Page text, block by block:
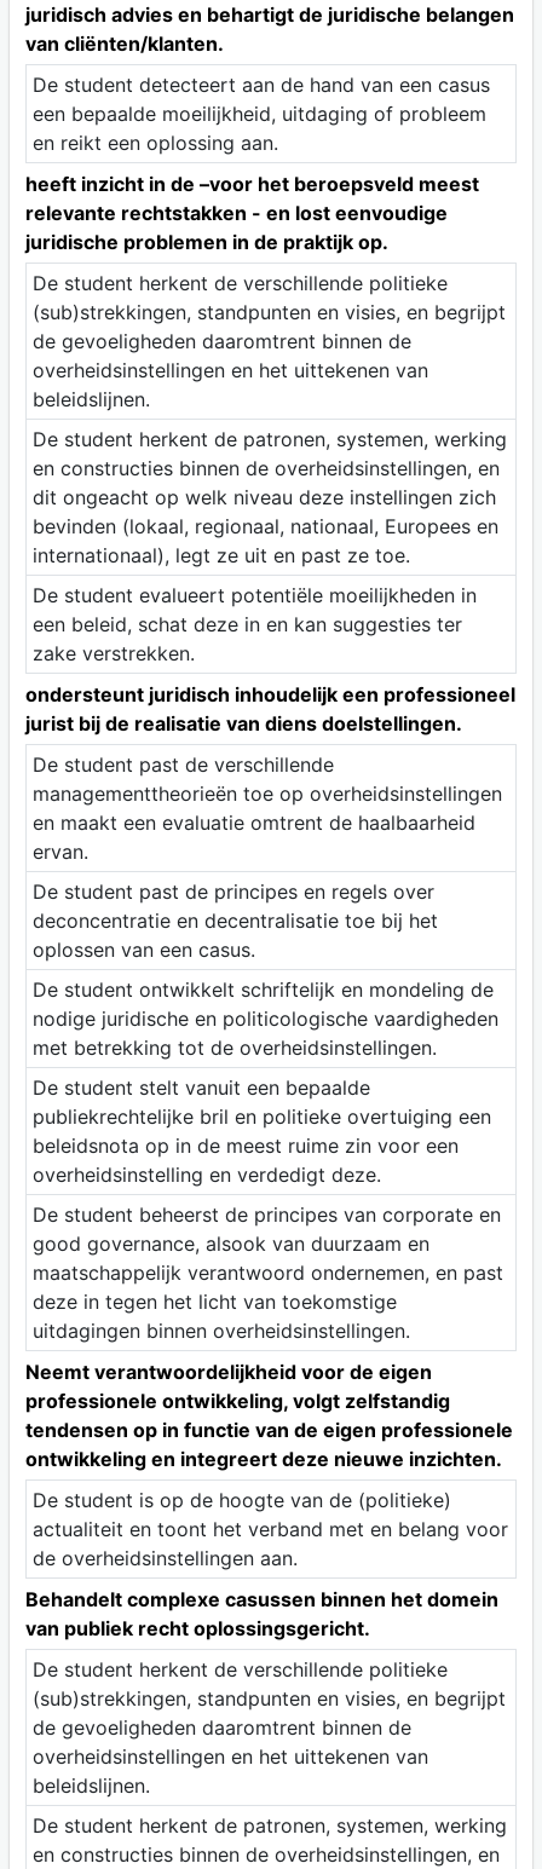
juridisch advies en behartigt de juridische belangen
van cliënten/klanten.
De student detecteert aan de hand van een casus
een bepaalde moeilijkheid, uitdaging of probleem
en reikt een oplossing aan.
heeft inzicht in de –voor het beroepsveld meest
relevante rechtstakken - en lost eenvoudige
juridische problemen in de praktijk op.
De student herkent de verschillende politieke
(sub)strekkingen, standpunten en visies, en begrijpt
de gevoeligheden daaromtrent binnen de
overheidsinstellingen en het uittekenen van
beleidslijnen.
De student herkent de patronen, systemen, werking
en constructies binnen de overheidsinstellingen, en
dit ongeacht op welk niveau deze instellingen zich
bevinden (lokaal, regionaal, nationaal, Europees en
internationaal), legt ze uit en past ze toe.
De student evalueert potentiële moeilijkheden in
een beleid, schat deze in en kan suggesties ter
zake verstrekken.
ondersteunt juridisch inhoudelijk een professioneel
jurist bij de realisatie van diens doelstellingen.
De student past de verschillende
managementtheorieën toe op overheidsinstellingen
en maakt een evaluatie omtrent de haalbaarheid
ervan.
De student past de principes en regels over
deconcentratie en decentralisatie toe bij het
oplossen van een casus.
De student ontwikkelt schriftelijk en mondeling de
nodige juridische en politicologische vaardigheden
met betrekking tot de overheidsinstellingen.
De student stelt vanuit een bepaalde
publiekrechtelijke bril en politieke overtuiging een
beleidsnota op in de meest ruime zin voor een
overheidsinstelling en verdedigt deze.
De student beheerst de principes van corporate en
good governance, alsook van duurzaam en
maatschappelijk verantwoord ondernemen, en past
deze in tegen het licht van toekomstige
uitdagingen binnen overheidsinstellingen.
Neemt verantwoordelijkheid voor de eigen
professionele ontwikkeling, volgt zelfstandig
tendensen op in functie van de eigen professionele
ontwikkeling en integreert deze nieuwe inzichten.
De student is op de hoogte van de (politieke)
actualiteit en toont het verband met en belang voor
de overheidsinstellingen aan.
Behandelt complexe casussen binnen het domein
van publiek recht oplossingsgericht.
De student herkent de verschillende politieke
(sub)strekkingen, standpunten en visies, en begrijpt
de gevoeligheden daaromtrent binnen de
overheidsinstellingen en het uittekenen van
beleidslijnen.
De student herkent de patronen, systemen, werking
en constructies binnen de overheidsinstellingen, en